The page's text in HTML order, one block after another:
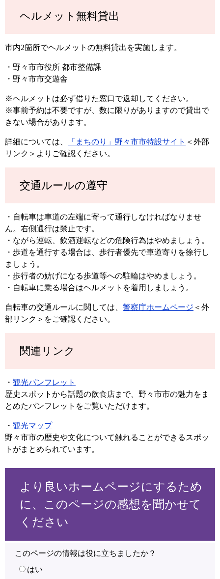
ヘルメット無料貸出
市内2箇所でヘルメットの無料貸出を実施します。
・野々市市役所 都市整備課
・野々市市交遊舎
※ヘルメットは必ず借りた窓口で返却してください。
※事前予約は不要ですが、数に限りがありますので貸出で
きない場合があります。
詳細については、 「まちのり」野々市市特設サイト ＜外部
リンク＞ よりご確認ください。
交通ルールの遵守
・自転車は車道の左端に寄って通行しなければなりませ
ん。右側通行は禁止です。
・ながら運転、飲酒運転などの危険行為はやめましょう。
・歩道を通行する場合は、歩行者優先で車道寄りを徐行し
ましょう。
・歩行者の妨げになる歩道等への駐輪はやめましょう。
・自転車に乗る場合はヘルメットを着用しましょう。
自転車の交通ルールに関しては、 警察庁ホームページ ＜外
部リンク＞ をご確認ください。
関連リンク
・ 観光パンフレット
歴史スポットから話題の飲食店まで、野々市市の魅力をま
とめたパンフレットをご覧いただけます。
・ 観光マップ
野々市市の歴史や文化について触れることができるスポッ
トがまとめられています。
より良いホームページにするため
に、このページの感想を聞かせて
ください
このページの情報は役に立ちましたか？
はい